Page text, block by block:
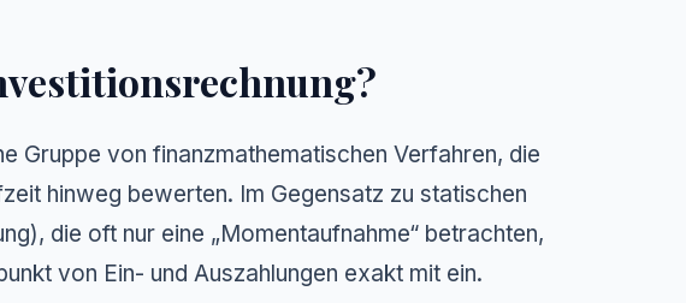
Gruppe von finanzmathematischen Verfahren, die
hinweg bewerten. Im Gegensatz zu statischen
die oft nur eine „Momentaufnahme“ betrachten,
von Ein- und Auszahlungen exakt mit ein.